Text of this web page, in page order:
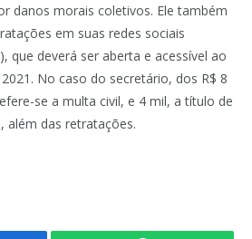
danos morais coletivos. Ele também
em suas redes sociais
que deverá ser aberta e acessível ao
No caso do secretário, dos R$ 8
se a multa civil, e 4 mil, a título de
além das retratações.